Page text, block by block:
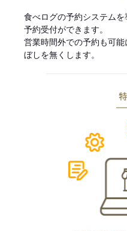
食べログの予約システム
予約受付ができます。
営業時間外での予約も可
ぼしを無くします。